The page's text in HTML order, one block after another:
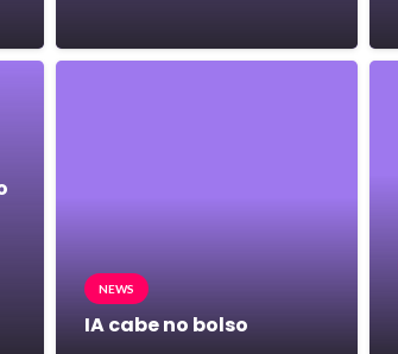
NEWS
IA cabe no bolso